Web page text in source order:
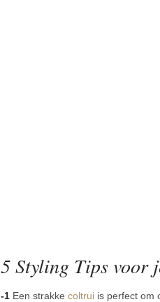
5 Styling Tips voor
-1 Een strakke coltrui is perfect om